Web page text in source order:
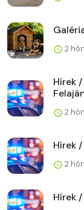
2
Hírek
2
Hírek
2
Hírek